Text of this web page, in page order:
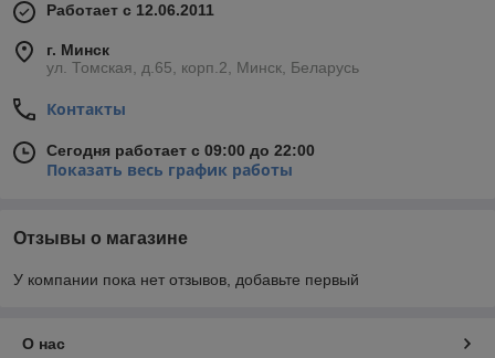
Работает с 12.06.2011
г. Минск
ул. Томская, д.65, корп.2, Минск, Беларусь
Контакты
Сегодня работает с 09:00 до 22:00
Показать весь график работы
Отзывы о магазине
У компании пока нет отзывов, добавьте первый
О нас